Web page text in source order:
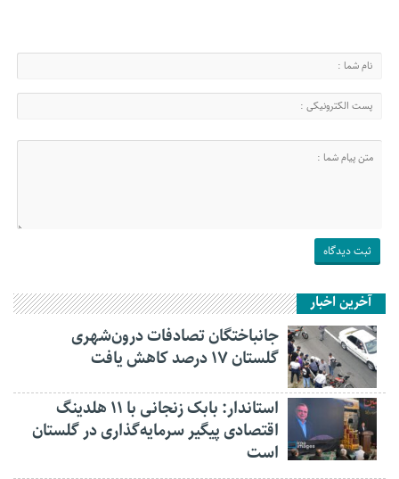
آخرین اخبار
جانباختگان تصادفات درون‌شهری
گلستان ۱۷ درصد کاهش یافت
استاندار: بابک زنجانی با ۱۱ هلدینگ
اقتصادی پیگیر سرمایه‌گذاری در گلستان
است